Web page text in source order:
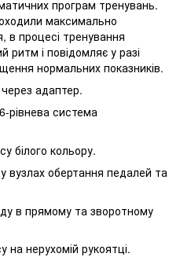
програм тренувань.
максимально
в процесі тренування
ритм і повідомляє у разі
нормальних показників.
адаптер.
рівнева система
білого кольору.
вузлах обертання педалей та
в прямому та зворотному
нерухомій рукоятці.